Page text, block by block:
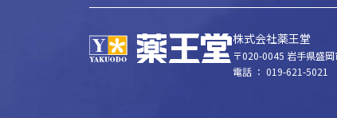
株式会社薬王堂
〒020-0045 岩手県盛
電話 ： 019-621-5021